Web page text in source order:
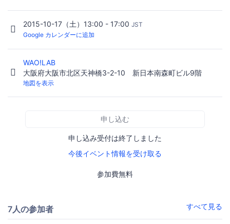
2015-10-17（土）13:00 - 17:00 JST
Google カレンダーに追加
WAO!LAB
大阪府大阪市北区天神橋3-2-10 新日本南森町ビル9階
地図を表示
申し込む
申し込み受付は終了しました
今後イベント情報を受け取る
参加費無料
7人の参加者 すべて見る